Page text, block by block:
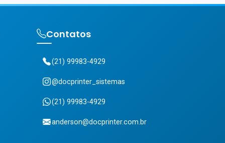
Contatos
(21) 99983-4929
@docprinter_sistemas
(21) 99983-4929
anderson@docprinter.com.br